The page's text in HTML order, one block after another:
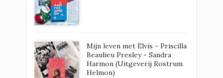
Mijn leven met Elvis - Priscilla
Beaulieu Presley - Sandra
Harmon (Uitgeverij Rostrum
Helmon)